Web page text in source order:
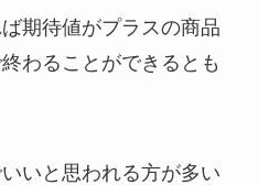
期待値がプラスの商品
わることができるとも
いと思われる方が多い